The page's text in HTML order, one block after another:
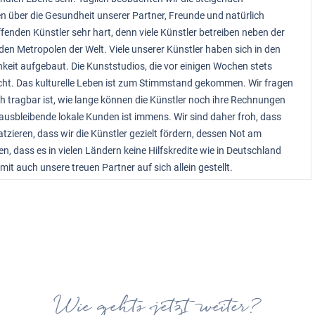
über die Gesundheit unserer Partner, Freunde und natürlich
Künstler sehr hart, denn viele Künstler betreiben neben der
Metropolen der Welt. Viele unserer Künstler haben sich in den
aufgebaut. Die Kunststudios, die vor einigen Wochen stets
Das kulturelle Leben ist zum Stimmstand gekommen. Wir fragen
tragbar ist, wie lange können die Künstler noch ihre Rechnungen
lokale Kunden ist immens. Wir sind daher froh, dass
dass wir die Künstler gezielt fördern, dessen Not am
dass es in vielen Ländern keine Hilfskredite wie in Deutschland
auch unsere treuen Partner auf sich allein gestellt.
Wie gehts jetzt weiter?